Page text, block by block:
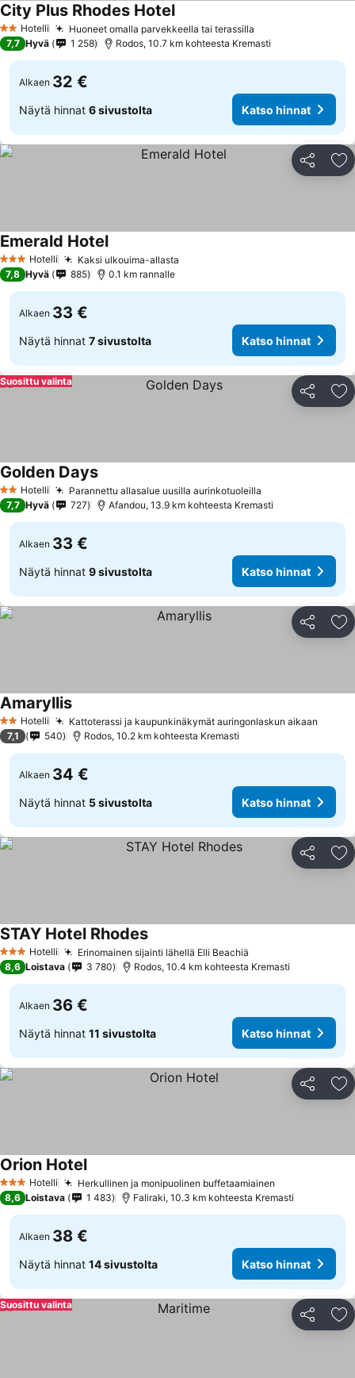
2 Tähtiluokitus
Hotelli Huoneet omalla parvekkeella tai terassilla
City Plus Rhodes HotelKatso hinnat
7,7 Hyvä 1 258 Rodos, 10.7 km kohteesta Kremasti
Alkaen 32 €
Näytä hinnat 6 sivustolta Katso hinnat
Jaa
3 Tähtiluokitus
Hotelli Kaksi ulkouima-allasta
Emerald HotelKatso hinnat
7,8 Hyvä 885 0.1 km rannalle
Alkaen 33 €
Näytä hinnat 7 sivustolta Katso hinnat
Jaa
Suosittu valinta
2 Tähtiluokitus
Hotelli Parannettu allasalue uusilla aurinkotuoleilla
Golden DaysKatso hinnat
7,7 Hyvä 727 Afandou, 13.9 km kohteesta Kremasti
Alkaen 33 €
Näytä hinnat 9 sivustolta Katso hinnat
Jaa
2 Tähtiluokitus
Hotelli Kattoterassi ja kaupunkinäkymät auringonlaskun aikaan
AmaryllisKatso hinnat
7,1 540 Rodos, 10.2 km kohteesta Kremasti
Alkaen 34 €
Näytä hinnat 5 sivustolta Katso hinnat
Jaa
3 Tähtiluokitus
Hotelli Erinomainen sijainti lähellä Elli Beachiä
STAY Hotel RhodesKatso hinnat
8,6 Loistava 3 780 Rodos, 10.4 km kohteesta Kremasti
Alkaen 36 €
Näytä hinnat 11 sivustolta Katso hinnat
Jaa
3 Tähtiluokitus
Hotelli Herkullinen ja monipuolinen buffetaamiainen
Orion HotelKatso hinnat
8,6 Loistava 1 483 Faliraki, 10.3 km kohteesta Kremasti
Alkaen 38 €
Näytä hinnat 14 sivustolta Katso hinnat
Jaa
Suosittu valinta